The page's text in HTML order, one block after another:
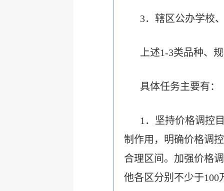
3．辖区公办学校
上述1-3类品种、
具体任务主要有：
1．坚持价格调控
制作用，明确价格调
合理区间。加强价格
他各区分别不少于100